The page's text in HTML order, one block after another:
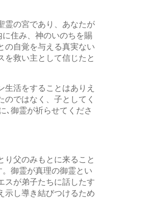
霊の宮であり、あなたが
住み、神のいのちを賜
の自覚を与える真実ない
を救い主として信じたと
活をすることはありえ
ではなく、子としてく
､御霊が祈らせてくださ
り父のみもとに来ること
御霊が真理の御霊とい
スが弟子たちに話したす
示し導き結びつけるため